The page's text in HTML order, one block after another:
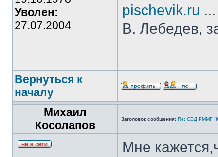
Уволен:
27.07.2004
pischevik.ru
В. Лебедев,
Вернуться к
началу
Михаил
Косолапов
Заголовок сообщения: Re: СБД РММГ
Мне